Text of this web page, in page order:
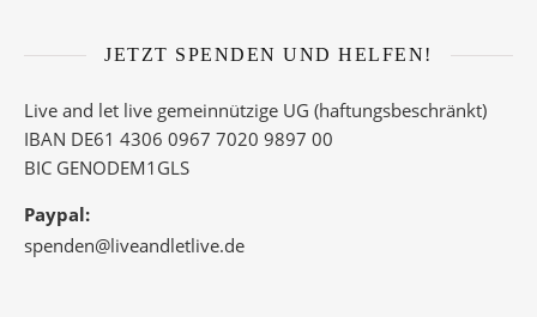
JETZT SPENDEN UND HELFEN!
Live and let live gemeinnützige UG (haftungsbeschränkt)
IBAN DE61 4306 0967 7020 9897 00
BIC GENODEM1GLS
Paypal:
spenden@liveandletlive.de